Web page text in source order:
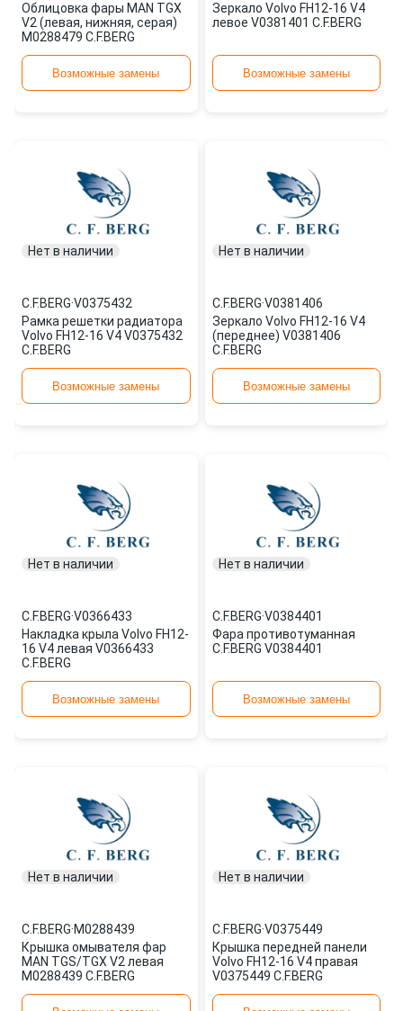
Облицовка фары MAN TGX
V2 (левая, нижняя, серая)
M0288479 C.F.BERG
Возможные замены
Зеркало Volvo FH12-16 V4
левое V0381401 C.F.BERG
Возможные замены
Нет в наличии
C.F.BERG·V0375432
Рамка решетки радиатора
Volvo FH12-16 V4 V0375432
C.F.BERG
Возможные замены
Нет в наличии
C.F.BERG·V0381406
Зеркало Volvo FH12-16 V4
(переднее) V0381406
C.F.BERG
Возможные замены
Нет в наличии
C.F.BERG·V0366433
Накладка крыла Volvo FH12-
16 V4 левая V0366433
C.F.BERG
Возможные замены
Нет в наличии
C.F.BERG·V0384401
Фара противотуманная
C.F.BERG V0384401
Возможные замены
Нет в наличии
C.F.BERG·M0288439
Крышка омывателя фар
MAN TGS/TGX V2 левая
M0288439 C.F.BERG
Нет в наличии
C.F.BERG·V0375449
Крышка передней панели
Volvo FH12-16 V4 правая
V0375449 C.F.BERG